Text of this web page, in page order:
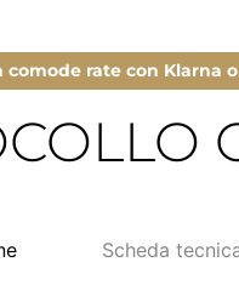
comode rate con Klarna o
Scheda